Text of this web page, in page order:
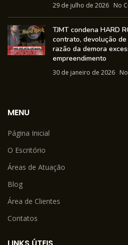
29 de julho de 2026 No
TJMT condena HARD
contrato, devolução
razão da demora
empreendimento
30 de janeiro de 2026
MENU
Página Inicial
O Escritório
Áreas de Atuação
Blog
Área de Clientes
Contatos